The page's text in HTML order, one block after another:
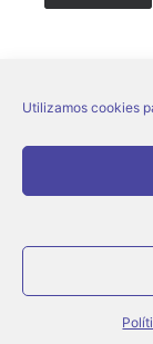
Utilizamos cookies